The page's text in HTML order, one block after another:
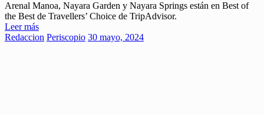
Arenal Manoa, Nayara Garden y Nayara Springs están en Best of
the Best de Travellers’ Choice de TripAdvisor.
Leer más
Redaccion Periscopio 30 mayo, 2024